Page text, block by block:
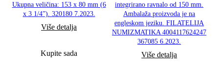
Ukupna veličina: 153 x 80 mm (6
x 3 1/4”). 320180 7.2023.
Više detalja
Kupite sada
integrirano ravnalo od 150 mm.
Ambalaža proizvoda je na
engleskom jeziku. FILATELIJA
NUMIZMATIKA 4004117624247
367085 6.2023.
Više detalja